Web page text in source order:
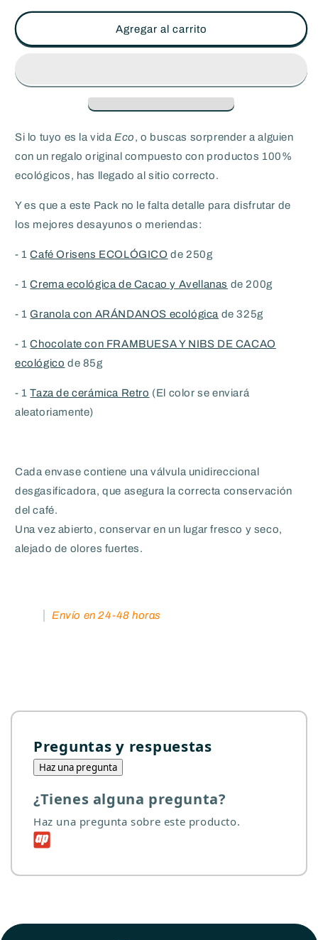
Suscripción mensual
Agregar al carrito
Si lo tuyo es la vidaEco, o buscas sorprender a alguien
con un regalo original compuesto con productos 100%
ecológicos, has llegado al sitio correcto.
Y es que a este Pack no le falta detalle para disfrutar de
los mejores desayunos o meriendas:
- 1Café Orisens ECOLÓGICO de 250g
- 1Crema ecológica de Cacao y Avellanas de 200g
- 1Granola con ARÁNDANOS ecológica de 325g
- 1Chocolate con FRAMBUESA Y NIBS DE CACAO
ecológico de 85g
- 1Taza de cerámica Retro (El color se enviará
aleatoriamente)
Cada envase contiene una válvula unidireccional
desgasificadora, que asegura la correcta conservación
del café.
Una vez abierto, conservar en un lugar fresco y seco,
alejado de olores fuertes.
Envío en 24-48 horas
Preguntas y respuestas
Haz una pregunta
¿Tienes alguna pregunta?
Haz una pregunta sobre este producto.